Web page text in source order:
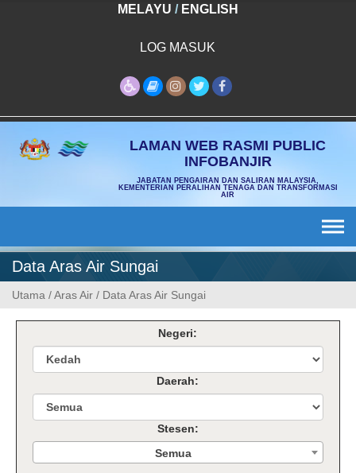
MELAYU / ENGLISH
LOG MASUK
LAMAN WEB RASMI PUBLIC
INFOBANJIR
JABATAN PENGAIRAN DAN SALIRAN MALAYSIA,
KEMENTERIAN PERALIHAN TENAGA DAN TRANSFORMASI
AIR
Data Aras Air Sungai
Utama /Aras Air / Data Aras Air Sungai
Negeri:
Daerah:
Stesen:
Semua